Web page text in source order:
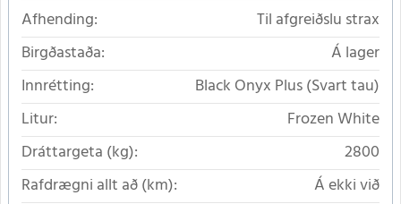
Afhending:
Til afgreiðslu strax
Birgðastaða:
Á lager
Innrétting:
Black Onyx Plus (Svart tau)
Litur:
Frozen White
Dráttargeta (kg):
2800
Rafdrægni allt að (km):
Á ekki við